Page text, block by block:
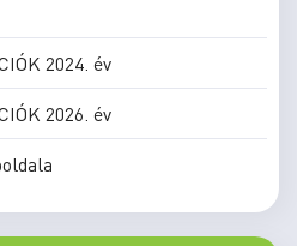
2024. év
2026. év